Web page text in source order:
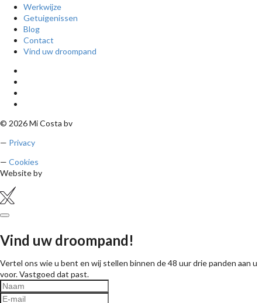
Werkwijze
Getuigenissen
Blog
Contact
Vind uw droompand
© 2026 Mi Costa bv
— Privacy
— Cookies
Website by
Vind uw droompand!
Vertel ons wie u bent en wij stellen binnen de 48 uur drie panden aan u
voor. Vastgoed dat past.